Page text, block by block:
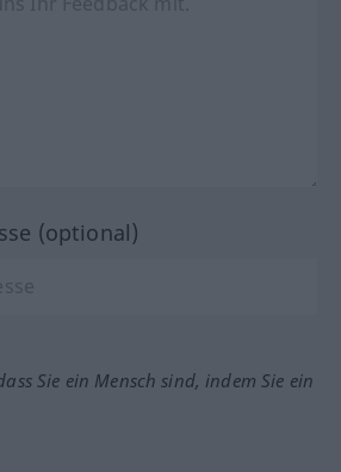
(optional)
Sie ein Mensch sind, indem Sie ein